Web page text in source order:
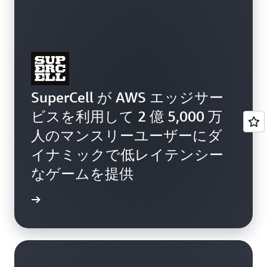
SuperCell が AWS エッジサー
ビスを利用して 2 億 5,000 万
人のマンスリーユーザーにダ
イナミックで低レイテンシー
なゲームを提供